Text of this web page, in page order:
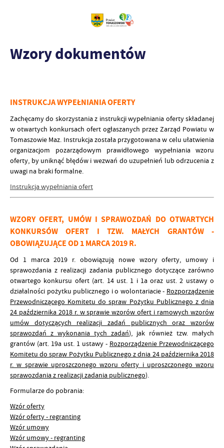
Wzory dokumentów
INSTRUKCJA WYPEŁNIANIA OFERTY
Zachęcamy do skorzystania z instrukcji wypełniania oferty składanej
w otwartych konkursach ofert ogłaszanych przez Zarząd Powiatu w
Tomaszowie Maz. Instrukcja została przygotowana w celu ułatwienia
organizacjom pozarządowym prawidłowego wypełniania wzoru
oferty, by uniknąć błędów i wezwań do uzupełnień lub odrzucenia z
uwagi na braki formalne.
Instrukcja wypełniania ofert
WZORY OFERT, UMÓW I SPRAWOZDAŃ DO OTWARTYCH
KONKURSÓW OFERT I TZW. MAŁYCH GRANTÓW -
OBOWIĄZUJĄCE OD 1 MARCA 2019 R.
Od 1 marca 2019 r. obowiązują nowe wzory oferty, umowy i
sprawozdania z realizacji zadania publicznego dotyczące zarówno
otwartego konkursu ofert (art. 14 ust. 1 i 1a oraz ust. 2 ustawy o
działalności pożytku publicznego i o wolontariacie- Rozporządzenie
Przewodniczącego Komitetu do spraw Pożytku Publicznego z dnia
24 października 2018 r. w sprawie wzorów ofert i ramowych wzorów
umów dotyczących realizacji zadań publicznych oraz wzorów
sprawozdań z wykonania tych zadań), jak również tzw. małych
grantów (art. 19a ust. 1 ustawy - Rozporządzenie Przewodniczącego
Komitetu do spraw Pożytku Publicznego z dnia 24 października 2018
r. w sprawie uproszczonego wzoru oferty i uproszczonego wzoru
sprawozdania z realizacji zadania publicznego).
Formularze do pobrania:
Wzór oferty
Wzór oferty - regranting
Wzór umowy
Wzór umowy - regranting